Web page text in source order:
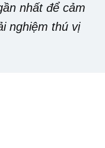
nhất để cảm
nghiệm thú vị